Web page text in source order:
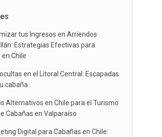
tus Ingresos en Arriendos
Estrategias Efectivas para
en Chile
en el Litoral Central: Escapadas
cabaña
Alternativos en Chile para el Turismo
Cabañas en Valparaíso
Digital para Cabañas en Chile: